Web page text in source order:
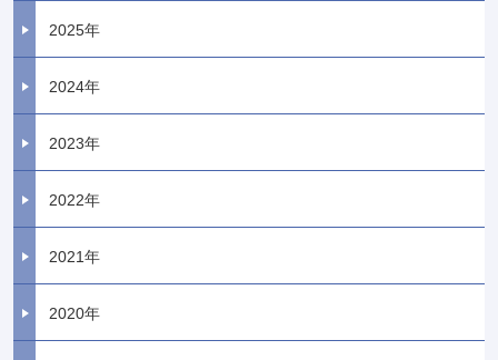
2025年
2024年
2023年
2022年
2021年
2020年